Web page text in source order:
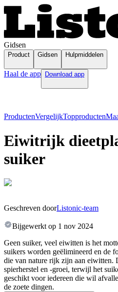
Gidsen
Product Gidsen Hulpmiddelen
Haal de app Download app
ProductenVergelijkTopproducten
Eiwitrijk
suiker
Geschreven doorListonic-team
Bijgewerkt op 1 nov 2024
Geen suiker, veel eiwitten is het
suikers worden geëlimineerd en de
die van nature rijk zijn aan eiwitten.
spierherstel en -groei, terwijl het
geschikt voor iedereen die wil
de zoete dingen.